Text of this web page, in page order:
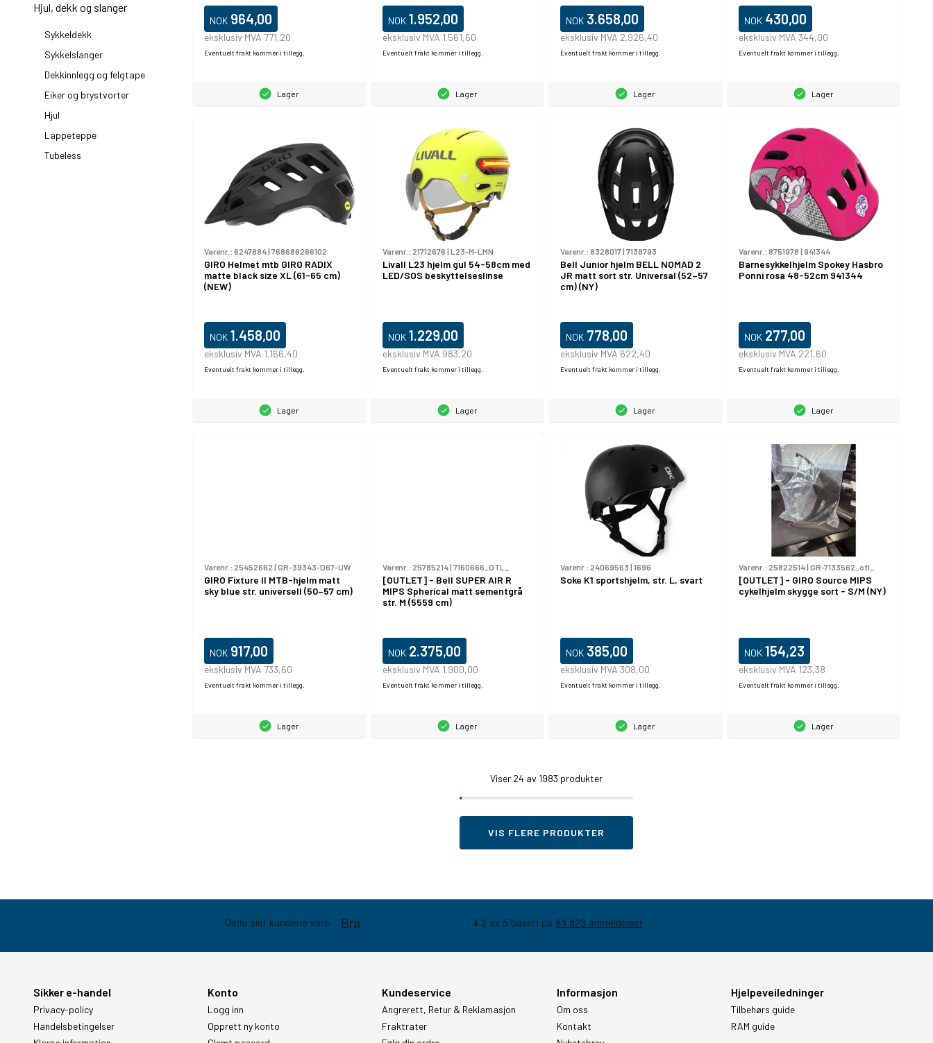
Hjul, dekk og slanger
Sykkeldekk
Sykkelslanger
Dekkinnlegg og felgtape
Eiker og brystvorter
Hjul
Lappeteppe
Tubeless
NOK 964,00
eksklusiv MVA 771,20
Eventuelt frakt kommer i tillegg.
Lager
NOK 1.952,00
eksklusiv MVA 1.561,60
Eventuelt frakt kommer i tillegg.
Lager
NOK 3.658,00
eksklusiv MVA 2.926,40
Eventuelt frakt kommer i tillegg.
Lager
NOK 430,00
eksklusiv MVA 344,00
Eventuelt frakt kommer i tillegg.
Lager
Varenr.: 6247884| 768686266102
GIRO Helmet mtb GIRO RADIX
matte black size XL (61-65 cm)
(NEW)
NOK 1.458,00
eksklusiv MVA 1.166,40
Eventuelt frakt kommer i tillegg.
Lager
Varenr.: 21712676 | L23-M-LMN
Livall L23 hjelm gul 54-58cm med
LED/SOS beskyttelseslinse
NOK 1.229,00
eksklusiv MVA 983,20
Eventuelt frakt kommer i tillegg.
Lager
Varenr.: 8328017| 7138793
Bell Junior hjelm BELL NOMAD 2
JR matt sort str. Universal (52–57
cm) (NY)
NOK 778,00
eksklusiv MVA 622,40
Eventuelt frakt kommer i tillegg.
Lager
Varenr.: 8751978 | 941344
Barnesykkelhjelm Spokey Hasbro
Ponni rosa 48-52cm 941344
NOK 277,00
eksklusiv MVA 221,60
Eventuelt frakt kommer i tillegg.
Lager
Varenr.: 25452662 | GR-39343-D67-UW
GIRO Fixture II MTB-hjelm matt
sky blue str. universell (50–57 cm)
NOK 917,00
eksklusiv MVA 733,60
Eventuelt frakt kommer i tillegg.
Lager
Varenr.: 25785214| 7160666_OTL_
[OUTLET] - Bell SUPER AIR R
MIPS Spherical matt sementgrå
str. M (5559 cm)
NOK 2.375,00
eksklusiv MVA 1.900,00
Eventuelt frakt kommer i tillegg.
Lager
Varenr.: 24069563 | 1696
Soke K1 sportshjelm, str. L, svart
NOK 385,00
eksklusiv MVA 308,00
Eventuelt frakt kommer i tillegg.
Lager
Varenr.: 25822514| GR-7133562_otl_
[OUTLET] - GIRO Source MIPS
cykelhjelm skygge sort - S/M (NY)
NOK 154,23
eksklusiv MVA 123,38
Eventuelt frakt kommer i tillegg.
Lager
Viser 24 av 1983 produkter
VIS FLERE PRODUKTER
Sikker e-handel
Privacy-policy
Handelsbetingelser
Konto
Logg inn
Opprett ny konto
Kundeservice
Angrerett, Retur & Reklamasjon
Fraktrater
Informasjon
Om oss
Kontakt
Hjelpeveiledninger
Tilbehørs guide
RAM guide